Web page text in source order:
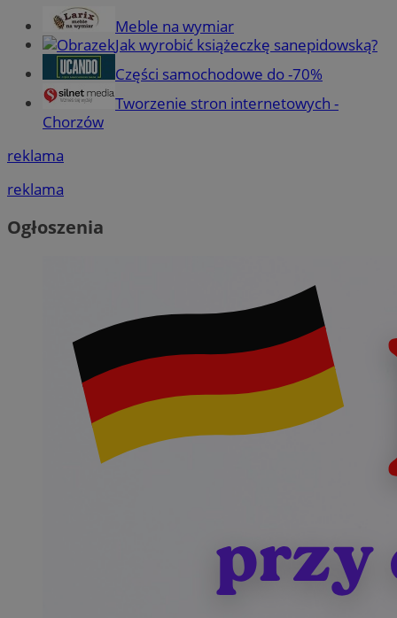
Meble na wymiar
Jak wyrobić książeczkę sanepidowską?
Części samochodowe do -70%
Tworzenie stron internetowych -
Chorzów
reklama
reklama
Ogłoszenia